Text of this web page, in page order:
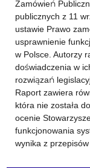
Zamówień
publicznych z 11
ustawie Prawo
usprawnienie
w Polsce. Autorzy
doświadczenia w
rozwiązań
Raport zawiera
która nie została
ocenie
funkcjonowania
wynika z